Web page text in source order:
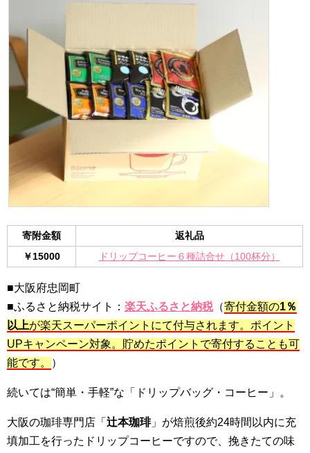
寄附金額
返礼品
￥15000
ドリップコーヒー６種詰合せ（100杯分）
■大阪府忠岡町
■ふるさと納税サイト： 楽天ふるさと納税（寄付金額の1％
以上が楽天スーパーポイントにて付与されます。ポイント
UPキャンペーン対象。貯めたポイントで寄付することも可
能です。
）
続いては“簡単・手軽”な「ドリップバッグ・コーヒー」。
大阪の珈琲専門店「 辻本珈琲」が焙煎後約24時間以内に充
填加工を行ったドリップコーヒーですので、挽きたての味